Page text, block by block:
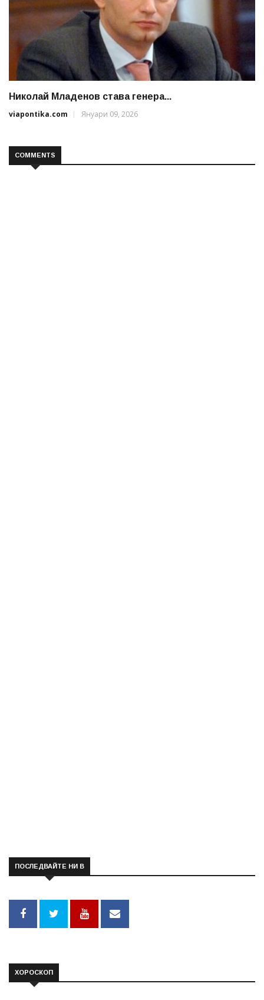
Николай Младенов става генера...
viapontika.com
Януари 09, 2026
COMMENTS
ПОСЛЕДВАЙТЕ НИ В
ХОРОСКОП